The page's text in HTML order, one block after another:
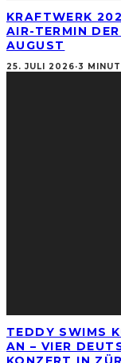
KRAFTWERK
AIR-TERMIN
AUGUST
25. JULI 2026·3
TEDDY SWIMS
AN – VIER